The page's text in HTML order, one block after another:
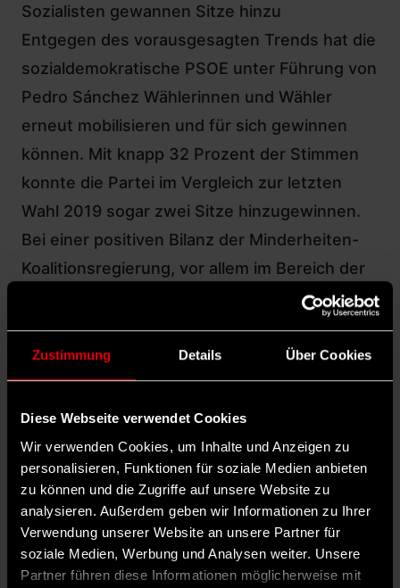
Zustimmung Details Über Cookies
Diese Webseite verwendet Cookies
Wir verwenden Cookies, um Inhalte und Anzeigen zu
personalisieren, Funktionen für soziale Medien anbieten
zu können und die Zugriffe auf unsere Website zu
analysieren. Außerdem geben wir Informationen zu Ihrer
Verwendung unserer Website an unsere Partner für
soziale Medien, Werbung und Analysen weiter. Unsere
Partner führen diese Informationen möglicherweise mit
Sozialisten gewannen Sitze hinzu
Entgegen des vorausgesagten Trends hat die
sozialdemokratische PSOE unter Führung von
Pedro Sánchez Wählerinnen und Wähler
erneut mobilisieren und für sich gewinnen
können. Mit knapp 32 Prozent der Stimmen
konnte die Partei im Vergleich zur letzten
Wahl 2019 sogar zwei Sitze hinzugewinnen.
Bei einer positiven Bilanz der Minderheiten-
Koalitionsregierung, vor allem im Bereich der
Wirtschafts- und Sozialpolitik, war das Image
der größten Hürden.
Nicht nur bei den Gegnern galt er als
unnahbar, arrogant und machtbesessen. Hier
gelang es Pedro Sánchez, das Blatt zu
wenden: Wie nie zuvor nutze er populäre TV-
Formate und zeigte seine menschliche
bisweilen verletzliche wie auch humorvolle
Seite. Die Charme-Offensive gelang – vor
allem auch auf den sozialen Medien wie